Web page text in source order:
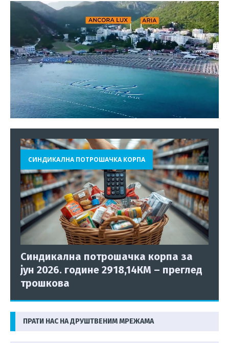
СИНДИКАЛНА ПОТРОШАЧКА КОРПА
Синдикална потрошачка корпа за
јун 2026. године 2918,14КМ – преглед
трошкова
ПРАТИ НАС НА ДРУШТВЕНИМ МРЕЖАМА